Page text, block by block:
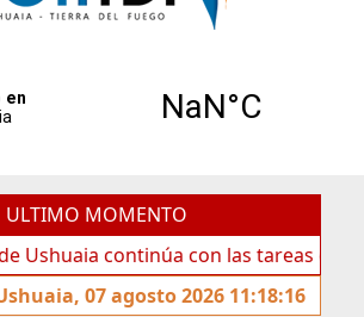
ULTIMO MOMENTO
continúa con las tareas de
07 agosto 2026 11:18:16